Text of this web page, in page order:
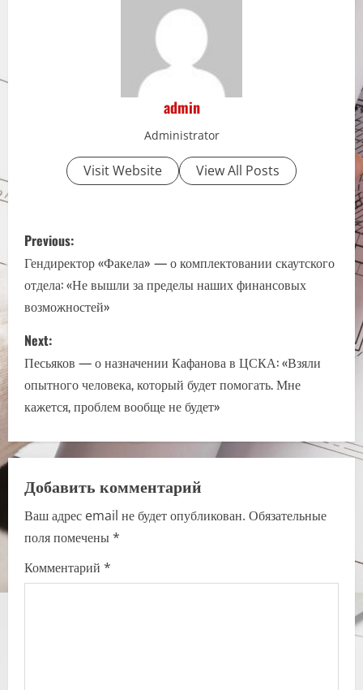
admin
Administrator
Visit Website View All Posts
P
o
s
t
n
a
v
i
g
a
t
Previous:
Гендиректор «Факела» — о комплектовании скаутского
отдела: «Не вышли за пределы наших финансовых
возможностей»
Next:
Песьяков — о назначении Кафанова в ЦСКА: «Взяли
опытного человека, который будет помогать. Мне
кажется, проблем вообще не будет»
Добавить комментарий
Ваш адрес email не будет опубликован. Обязательные
поля помечены*
Комментарий *